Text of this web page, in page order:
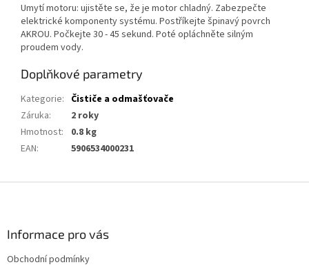
Umytí motoru: ujistěte se, že je motor chladný. Zabezpečte
elektrické komponenty systému. Postříkejte špinavý povrch
AKROU. Počkejte 30 - 45 sekund. Poté opláchněte silným
proudem vody.
Doplňkové parametry
Kategorie: Čističe a odmašťovače
Záruka:
2 roky
Hmotnost:
0.8 kg
EAN: 5906534000231
Informace pro vás
Obchodní podmínky